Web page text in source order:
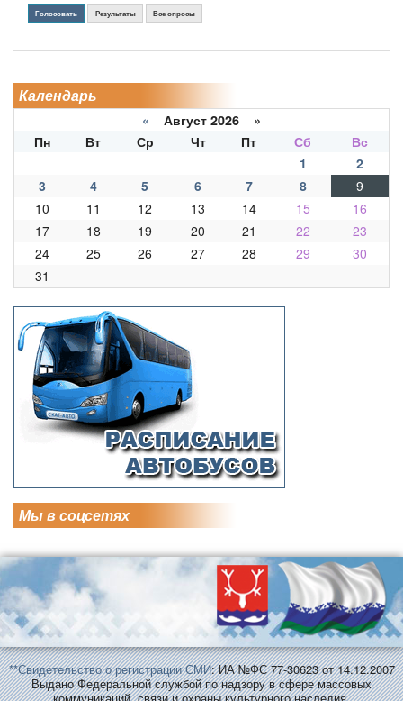
Голосовать Результаты Все опросы
Календарь
« Август 2026 »
Пн
Вт Ср Чт Пт Сб
Вс
1
2
3
4 5 6 7 8
9
10
11 12 13 14 15
16
17
18 19 20 21 22
23
24
25 26 27 28 29
30
31
Мы в соцсетях
**Свидетельство о регистрации СМИ: ИА №ФС 77-30623 от 14.12.2007
Выдано Федеральной службой по надзору в сфере массовых